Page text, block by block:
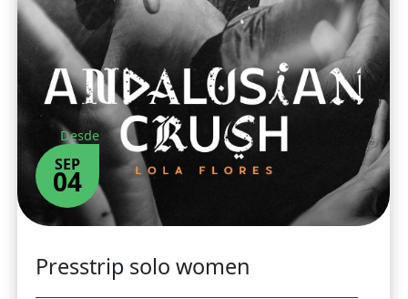
Desde
SEP
04
Presstrip solo women